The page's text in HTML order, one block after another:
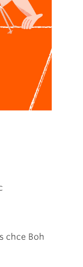
chce Boh